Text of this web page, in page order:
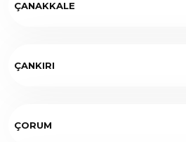
ÇANAKKALE
ÇANKIRI
ÇORUM